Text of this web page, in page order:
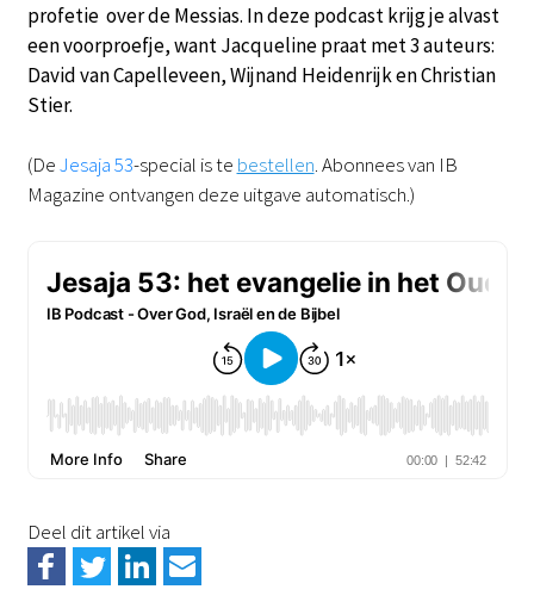
profetie over de Messias. In deze podcast krijg je alvast
een voorproefje, want Jacqueline praat met 3 auteurs:
David van Capelleveen, Wijnand Heidenrijk en Christian
Stier.
(DeJesaja 53-special is te bestellen. Abonnees van IB
Magazine ontvangen deze uitgave automatisch.)
Deel dit artikel via